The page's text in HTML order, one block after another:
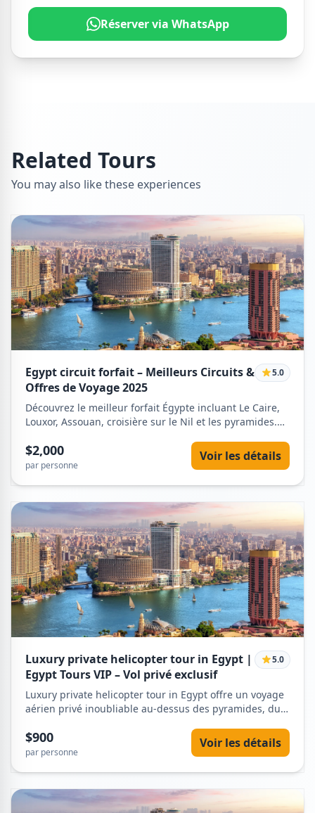
Réserver via WhatsApp
Related Tours
You may also like these experiences
Egypt circuit forfait – Meilleurs Circuits &
Offres de Voyage 2025
5.0
Découvrez le meilleur forfait Égypte incluant Le Caire,
Louxor, Assouan, croisière sur le Nil et les pyramides.
guide égyptologue.
$2,000
par personne
Voir les détails
Luxury private helicopter tour in Egypt |
Egypt Tours VIP – Vol privé exclusif
5.0
Luxury private helicopter tour in Egypt offre un voyage
aérien privé inoubliable au-dessus des pyramides, du
professionnels et vues panoramiques à couper le
souffle.
$900
par personne
Voir les détails